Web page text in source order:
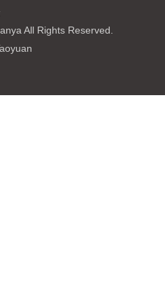
All Rights Reserved.